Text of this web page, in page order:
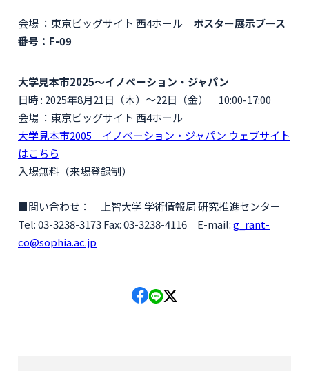
会場 ：東京ビッグサイト 西4ホール ポスター展示ブース
番号：F-09
大学見本市2025～イノベーション・ジャパン
日時 : 2025年8月21日（木）～22日（金） 10:00-17:00
会場 ：東京ビッグサイト 西4ホール
大学見本市2005 イノベーション・ジャパン ウェブサイト
はこちら
入場無料（来場登録制）
■問い合わせ： 上智大学 学術情報局 研究推進センター
Tel: 03-3238-3173 Fax: 03-3238-4116 E-mail:g_rant-
co@sophia.ac.jp